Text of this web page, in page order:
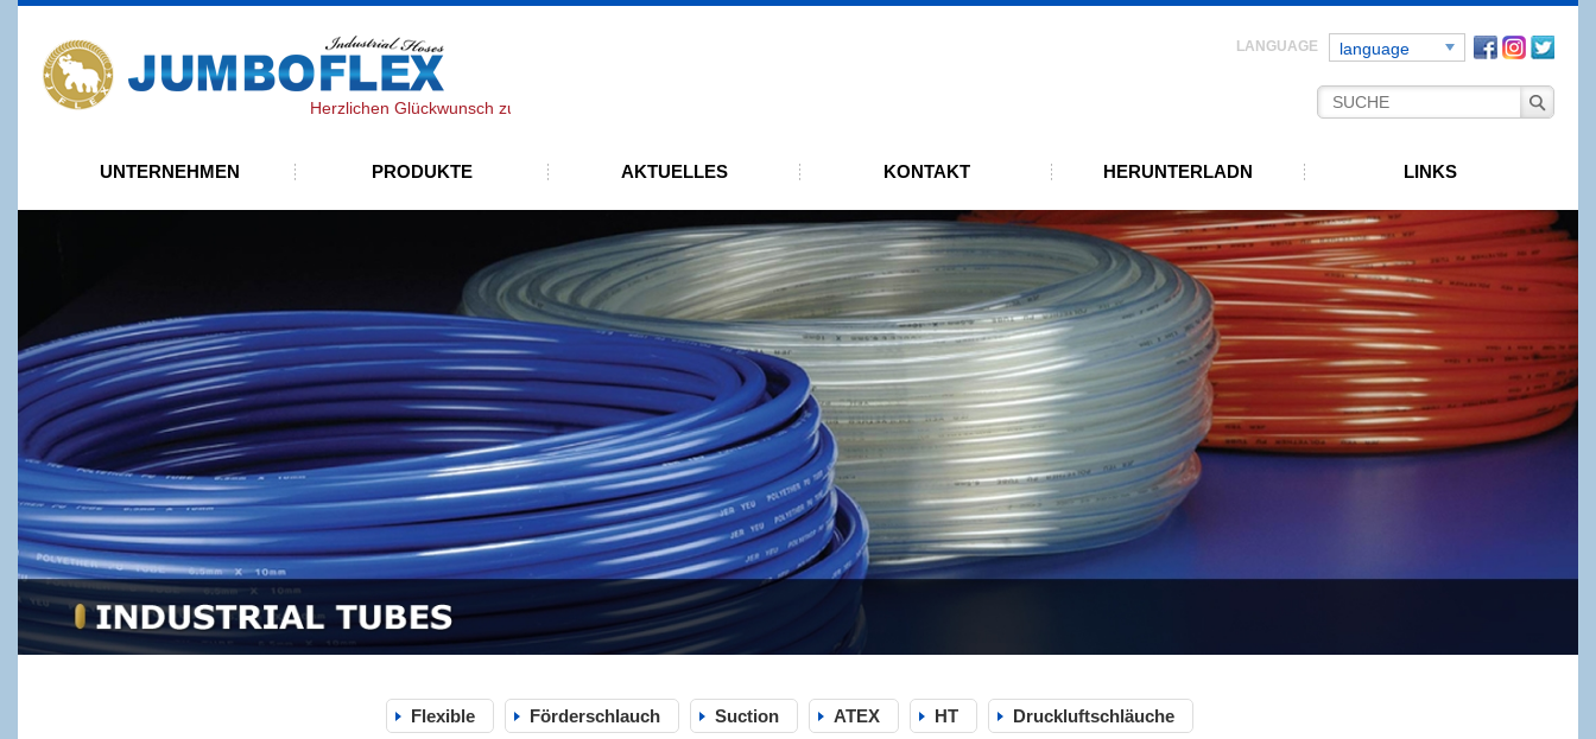
Herzlichen Glückwunsch zur bestandenen ISO 9001:2015 Zertifizierung
UNTERNEHMEN PRODUKTE AKTUELLES KONTAKT HERUNTERLADN LINKS
language Facebook
Flexible Förderschlauch Suction ATEX HT Druckluftschläuche